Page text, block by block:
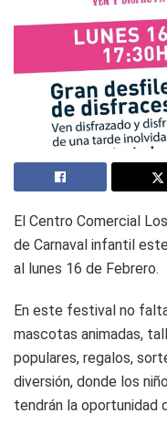
El Centro Comercial
de Carnaval infantil
al lunes 16 de Febrero.
En este festival no
mascotas animadas,
populares, regalos,
diversión, donde los
tendrán la oportunidad